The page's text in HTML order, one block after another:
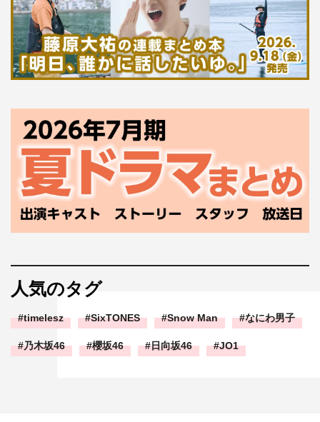
人気のタグ
timelesz SixTONES Snow Man なにわ男子
乃木坂46 櫻坂46 日向坂46 JO1